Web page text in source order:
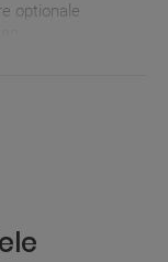
optionale